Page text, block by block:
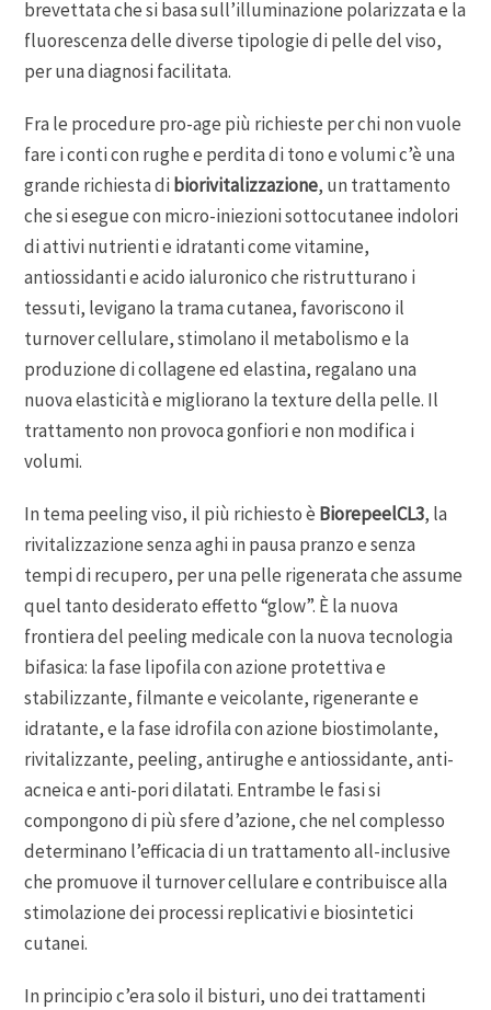
brevettata che si basa sull’illuminazione polarizzata e la
fluorescenza delle diverse tipologie di pelle del viso,
per una diagnosi facilitata.
Fra le procedure pro-age più richieste per chi non vuole
fare i conti con rughe e perdita di tono e volumi c’è una
grande richiesta di biorivitalizzazione, un trattamento
che si esegue con micro-iniezioni sottocutanee indolori
di attivi nutrienti e idratanti come vitamine,
antiossidanti e acido ialuronico che ristrutturano i
tessuti, levigano la trama cutanea, favoriscono il
turnover cellulare, stimolano il metabolismo e la
produzione di collagene ed elastina, regalano una
nuova elasticità e migliorano la texture della pelle. Il
trattamento non provoca gonfiori e non modifica i
volumi.
In tema peeling viso, il più richiesto è BiorepeelCL3, la
rivitalizzazione senza aghi in pausa pranzo e senza
tempi di recupero, per una pelle rigenerata che assume
quel tanto desiderato effetto “glow”. È la nuova
frontiera del peeling medicale con la nuova tecnologia
bifasica: la fase lipofila con azione protettiva e
stabilizzante, filmante e veicolante, rigenerante e
idratante, e la fase idrofila con azione biostimolante,
rivitalizzante, peeling, antirughe e antiossidante, anti-
acneica e anti-pori dilatati. Entrambe le fasi si
compongono di più sfere d’azione, che nel complesso
determinano l’efficacia di un trattamento all-inclusive
che promuove il turnover cellulare e contribuisce alla
stimolazione dei processi replicativi e biosintetici
cutanei.
In principio c’era solo il bisturi, uno dei trattamenti